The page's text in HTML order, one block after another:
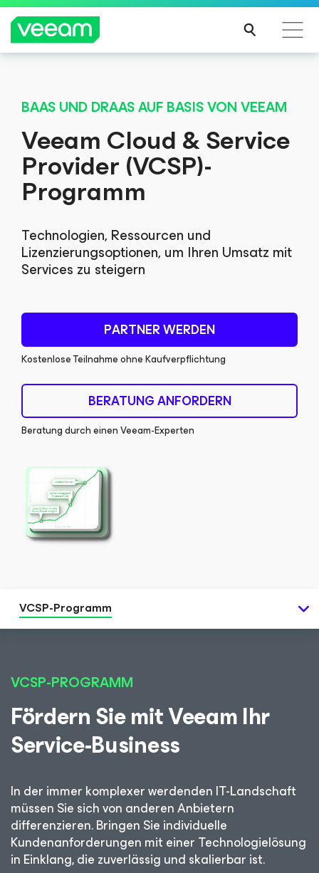
Update von CrowdStrike betroffen sind
R
ERFA
HRE
BAAS UND DRAAS AUF BASIS VON VEEAM
Veeam Cloud & Service
Provider (VCSP)-
Programm
Technologien, Ressourcen und
Lizenzierungsoptionen, um Ihren Umsatz mit
Services zu steigern
PARTNER WERDEN
Kostenlose Teilnahme ohne Kaufverpflichtung
BERATUNG ANFORDERN
Beratung durch einen Veeam-Experten
VCSP-Programm
VCSP-PROGRAMM
Fördern Sie mit Veeam Ihr
Service-Business
In der immer komplexer werdenden IT-Landschaft
müssen Sie sich von anderen Anbietern
differenzieren. Bringen Sie individuelle
Kundenanforderungen mit einer Technologielösung
in Einklang, die zuverlässig und skalierbar ist.